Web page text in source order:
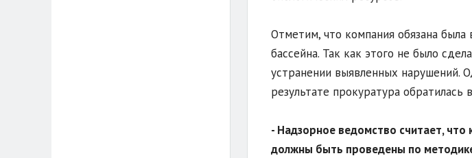
Отметим, что компания обязана
бассейна. Так как этого не было
устранении выявленных нарушений.
результате прокуратура обратилась
- Надзорное ведомство считает,
должны быть проведены по